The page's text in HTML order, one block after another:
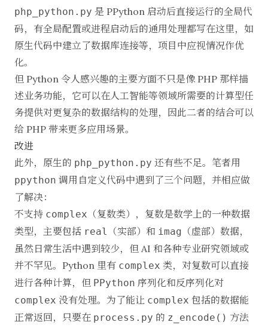
php_python.py 是 PPython 启动后直接运行的全局代
码，有全局配置或进程启动后的通用处理都写在这里，如
原生代码中建立了数据库连接等，项目中应视情况作优
化。
但 Python 令人感兴趣的主要方面不只是像 PHP 那样描
述业务功能，它可以在人工智能等领域所需要的计算型任
务提供对更复杂的数据结构的处理，因此二者的结合可以
给 PHP 带来更多应用场景。
改进
此外，原生的 php_python.py 还有些不足。笔者用
ppython 调用自定义代码中遇到了三个问题，并相应做
了解决：
不支持 complex （复数类），复数是数学上的一种数据
类型，主要包括 real （实部）和 imag （虚部）数据，
虽然日常生活中遇到较少，但 AI 和各种专业研究领域或
并不罕见。Python 里有 complex 类，对复数可以直接
进行各种计算，但 PPython 序列化和反序列化对
complex 没有处理。为了能让 complex 包括的数据能
正常返回，只要在 process.py 的 z_encode() 方法